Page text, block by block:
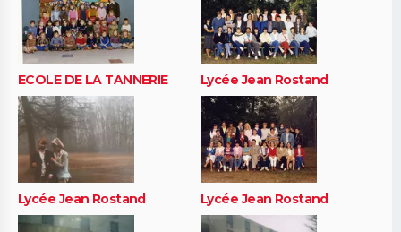
ECOLE DE LA TANNERIE Lycée Jean Rostand
Lycée Jean Rostand Lycée Jean Rostand